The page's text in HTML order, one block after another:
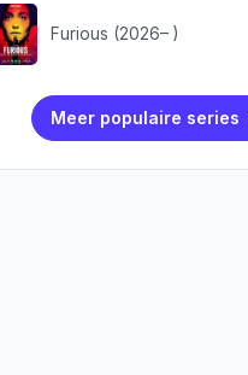
Furious (2026– )
Meer populaire series